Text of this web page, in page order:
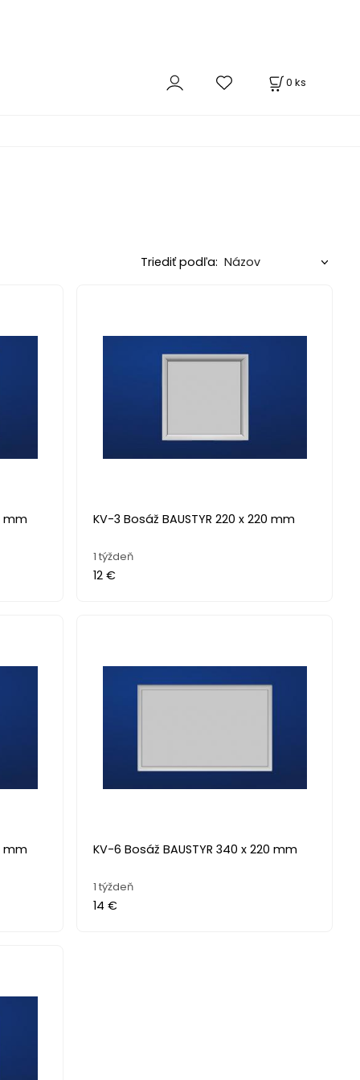
0 ks
Triediť podľa:
mm KV-3 Bosáž BAUSTYR 220 x 220 mm
1 týždeň
12 €
mm KV-6 Bosáž BAUSTYR 340 x 220 mm
1 týždeň
14 €